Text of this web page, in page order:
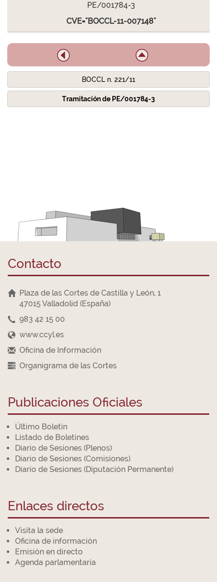
PE/001784-3
CVE="BOCCL-11-007148"
BOCCL n. 221/11
Tramitación de PE/001784-3
Contacto
Plaza de las Cortes de Castilla y León, 1
47015 Valladolid (España)
983 42 15 00
www.ccyl.es
Oficina de Información
Organigrama de las Cortes
Publicaciones Oficiales
Último Boletín
Listado de Boletines
Diario de Sesiones (Plenos)
Diario de Sesiones (Comisiones)
Diario de Sesiones (Diputación Permanente)
Enlaces directos
Visita la sede
Oficina de información
Emisión en directo
Agenda parlamentaria